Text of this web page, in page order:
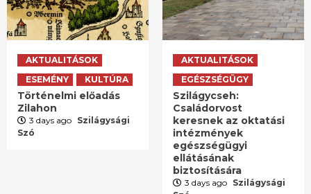
AKTUALITÁSOK
ESEMÉNY
KULTÚRA
Történelmi előadás
Zilahon
3 days ago Szilágysági
Szó
AKTUALITÁSOK
EGÉSZSÉGÜGY
Szilágycseh:
Családorvost
keresnek az oktatási
intézmények
egészségügyi
ellátásának
biztosítására
3 days ago Szilágysági